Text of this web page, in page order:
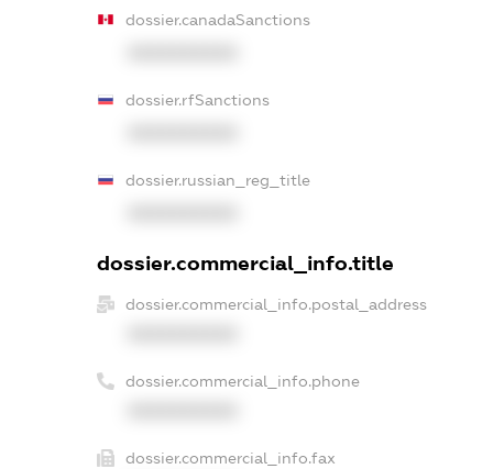
dossier.canadaSanctions
dossier.rfSanctions
dossier.russian_reg_title
dossier.commercial_info.title
dossier.commercial_info.postal_address
dossier.commercial_info.phone
dossier.commercial_info.fax